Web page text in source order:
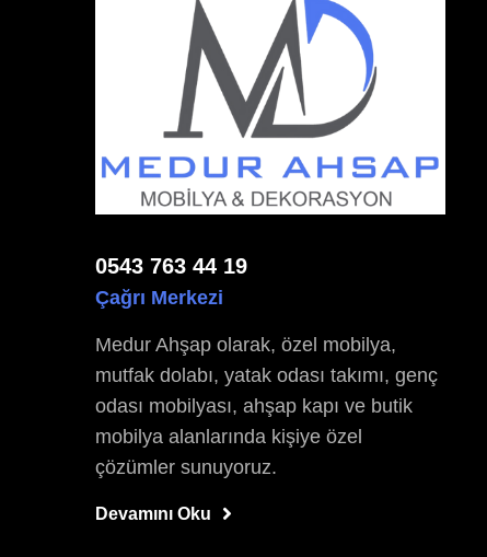
0543 763 44 19
Çağrı Merkezi
Medur Ahşap olarak, özel mobilya,
mutfak dolabı, yatak odası takımı, genç
odası mobilyası, ahşap kapı ve butik
mobilya alanlarında kişiye özel
çözümler sunuyoruz.
Devamını Oku